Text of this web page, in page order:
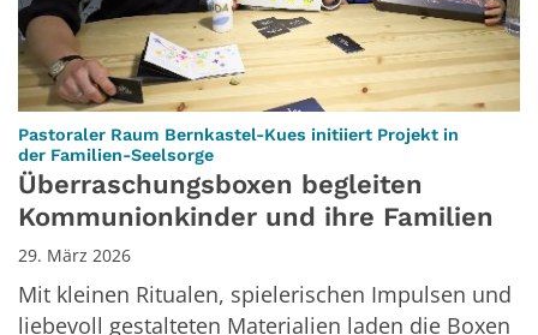
Pastoraler Raum Bernkastel-Kues initiiert Projekt in
der Familien-Seelsorge
Überraschungsboxen begleiten
Kommunionkinder und ihre Familien
29. März 2026
Mit kleinen Ritualen, spielerischen Impulsen und
liebevoll gestalteten Materialien laden die Boxen